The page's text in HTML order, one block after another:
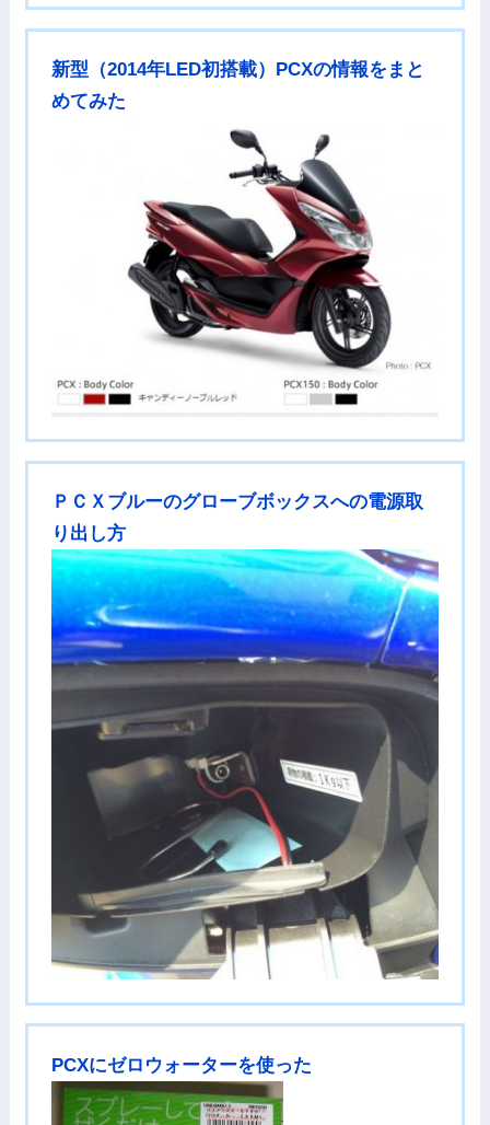
新型（2014年LED初搭載）PCXの情報をまと
めてみた
ＰＣＸブルーのグローブボックスへの電源取
り出し方
PCXにゼロウォーターを使った